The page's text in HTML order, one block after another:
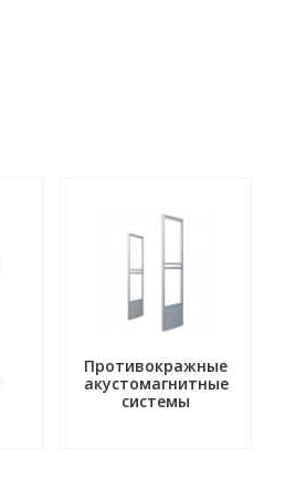
Противокражные
акустомагнитные
системы